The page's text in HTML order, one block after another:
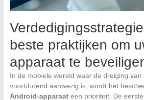
beste praktijken om
apparaat te
In de mobiele wereld waar de dreiging van
voortdurend aanwezig is, wordt het
Android-apparaateen prioriteit. De